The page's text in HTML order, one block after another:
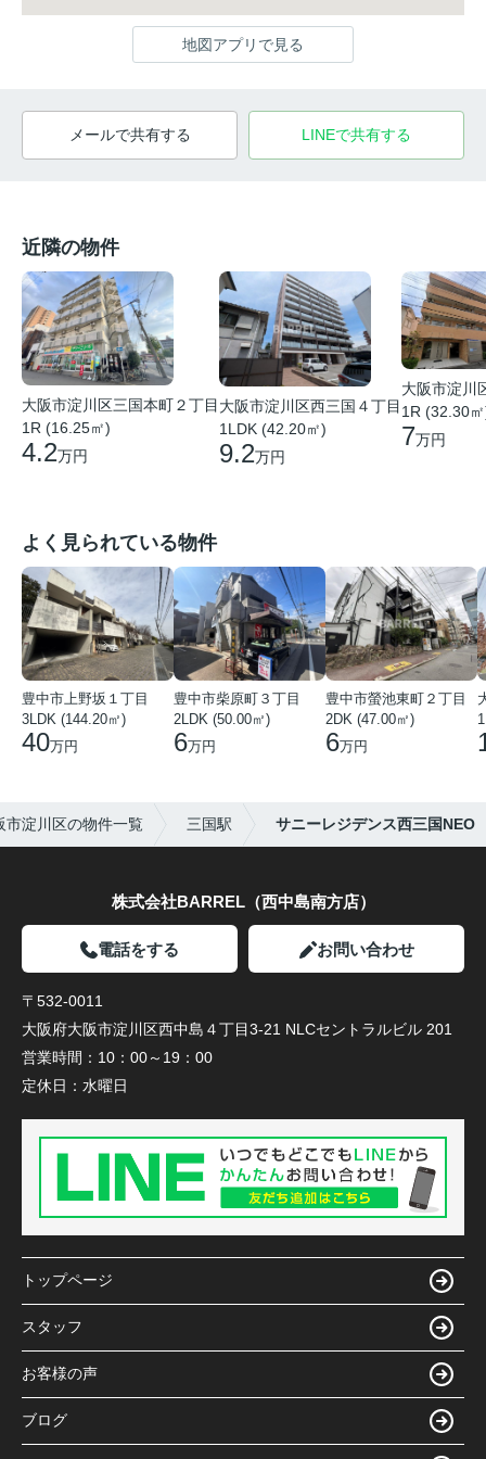
地図アプリで見る
メールで共有する LINEで共有する
近隣の物件
大阪市淀川区三国本町２丁目
1R (16.25㎡)
4.2万円
大阪市淀川区西三国４丁目
1LDK (42.20㎡)
9.2万円
大阪市淀川
1R (32.30
7万円
よく見られている物件
豊中市上野坂１丁目
3LDK (144.20㎡)
40万円
豊中市柴原町３丁目
2LDK (50.00㎡)
6万円
豊中市螢池東町２丁目
2DK (47.00㎡)
6万円
市淀川区の物件一覧 三国駅 サニーレジデンス西三国NEO
株式会社BARREL（西中島南方店）
電話をする お問い合わせ
〒532-0011
大阪府大阪市淀川区西中島４丁目3-21 NLCセントラルビル 201
営業時間： 10：00～19：00
定休日： 水曜日
トップページ
スタッフ
お客様の声
ブログ